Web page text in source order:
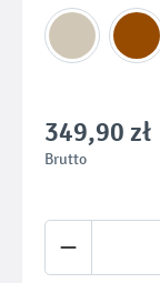
349,90 zł
Brutto
Ilość